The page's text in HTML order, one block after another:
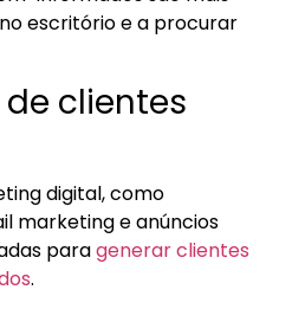
escritório e a procurar
clientes
digital, como
marketing e anúncios
paragenerar clientes
.